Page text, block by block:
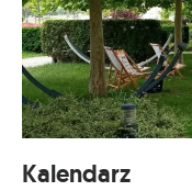
Kalendarz